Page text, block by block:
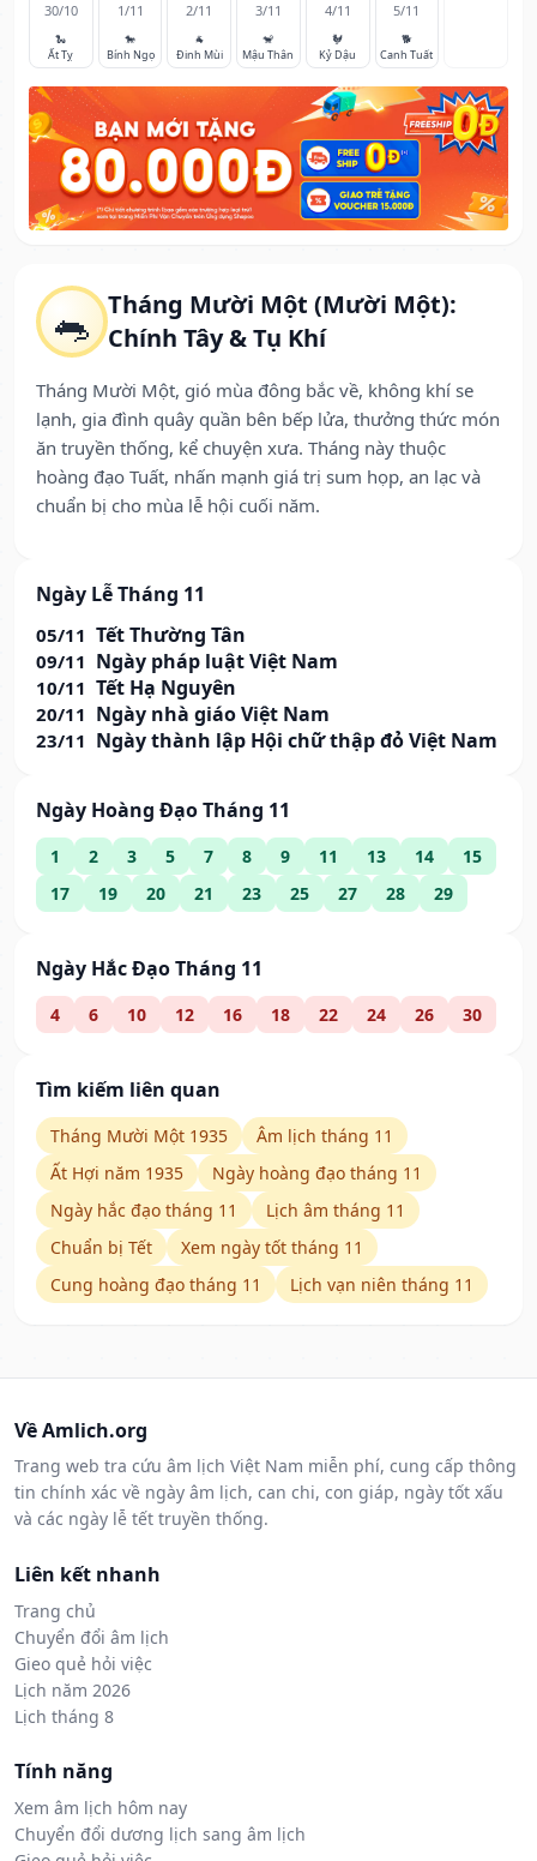
🐀 Tháng Mười Một (Mười Một):
Chính Tây & Tụ Khí
Tháng Mười Một, gió mùa đông bắc về, không khí se
lạnh, gia đình quây quần bên bếp lửa, thưởng thức món
ăn truyền thống, kể chuyện xưa. Tháng này thuộc
hoàng đạo Tuất, nhấn mạnh giá trị sum họp, an lạc và
chuẩn bị cho mùa lễ hội cuối năm.
Ngày Lễ Tháng 11
05/11 Tết Thường Tân
09/11 Ngày pháp luật Việt Nam
10/11 Tết Hạ Nguyên
20/11 Ngày nhà giáo Việt Nam
23/11 Ngày thành lập Hội chữ thập đỏ Việt Nam
Ngày Hoàng Đạo Tháng 11
1 2 3 5 7 8 9 11 13 14
15
17
19 20 21 23 25 27 28 29
Ngày Hắc Đạo Tháng 11
4 6 10 12 16 18 22 24 26 30
Tìm kiếm liên quan
Tháng Mười Một 1935
Âm lịch tháng 11
Ất Hợi năm 1935
Ngày hoàng đạo tháng 11
Ngày hắc đạo tháng 11
Lịch âm tháng 11
Chuẩn bị Tết
Xem ngày tốt tháng 11
Cung hoàng đạo tháng 11
Lịch vạn niên tháng 11
30/10
🐍
Ất Tỵ
1/11
🐎
Bính Ngọ
2/11
🐐
Đinh Mùi
3/11
🐒
Mậu Thân
4/11
🐓
Kỷ Dậu
5/11
🐕
Canh Tuất
Về Amlich.org
Trang web tra cứu âm lịch Việt Nam miễn phí, cung cấp thông
tin chính xác về ngày âm lịch, can chi, con giáp, ngày tốt xấu
và các ngày lễ tết truyền thống.
Liên kết nhanh
Trang chủ
Chuyển đổi âm lịch
Gieo quẻ hỏi việc
Lịch năm 2026
Lịch tháng 8
Tính năng
Xem âm lịch hôm nay
Chuyển đổi dương lịch sang âm lịch